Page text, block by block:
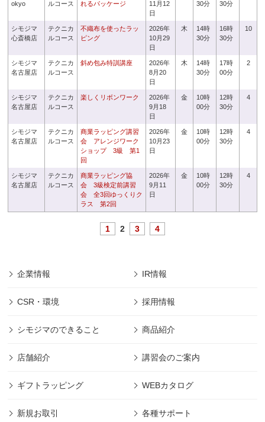
okyo
ルコース
れるパッケージ
11月12
日
30分
30分
シモジマ
心斎橋店
テクニカ
ルコース
不織布を使ったラッ
ピング
2026年
10月29
日
木
14時
30分
16時
30分
10
シモジマ
名古屋店
テクニカ
ルコース
斜め包み特訓講座
2026年
8月20
日
木
14時
30分
17時
00分
2
シモジマ
名古屋店
テクニカ
ルコース
楽しくリボンワーク
2026年
9月18
日
金
10時
00分
12時
30分
4
シモジマ
名古屋店
テクニカ
ルコース
商業ラッピング講習
会 アレンジワーク
ショップ 3級 第1
回
2026年
10月23
日
金
10時
00分
12時
30分
4
シモジマ
名古屋店
テクニカ
ルコース
商業ラッピング協
会 3級検定前講習
会 全3回ゆっくりク
ラス 第2回
2026年
9月11
日
金
10時
00分
12時
30分
4
1 2 3 4
企業情報 IR情報
CSR・環境 採用情報
シモジマのできること 商品紹介
店舗紹介 講習会のご案内
ギフトラッピング WEBカタログ
新規お取引 各種サポート